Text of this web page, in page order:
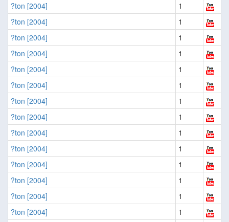
?ton [2004]
1
?ton [2004]
1
?ton [2004]
1
?ton [2004]
1
?ton [2004]
1
?ton [2004]
1
?ton [2004]
1
?ton [2004]
1
?ton [2004]
1
?ton [2004]
1
?ton [2004]
1
?ton [2004]
1
?ton [2004]
1
?ton [2004]
1